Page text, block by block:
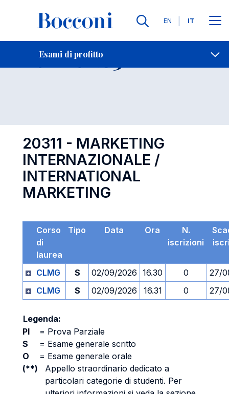
Lingue
EN IT
Esami di profitto
Contatti
Esame 20311 Open
20311 - MARKETING
INTERNAZIONALE /
INTERNATIONAL
MARKETING
Corso
di
laurea
Tipo Data Ora
N.
iscrizioni
CLMG S 02/09/2026 16.30 0
27/
CLMG
S 02/09/2026 16.31 0 27/
Legenda:
PI
= Prova Parziale
S
= Esame generale scritto
O
= Esame generale orale
(**)
Appello straordinario dedicato a
particolari categorie di studenti. Per